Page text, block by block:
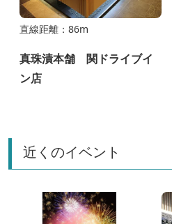
直線距離：86m
真珠漬本舗 関ドライブイ
ン店
近くのイベント